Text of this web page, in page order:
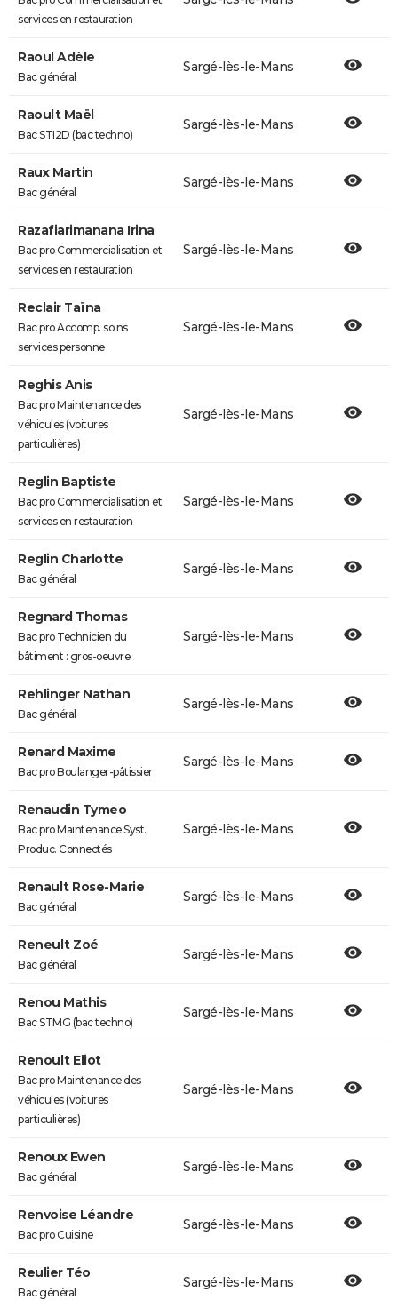
services en restauration
Raoul Adèle
Bac général
Sargé-lès-le-Mans
Raoult Maël
Bac STI2D (bac techno)
Sargé-lès-le-Mans
Raux Martin
Bac général
Sargé-lès-le-Mans
Razafiarimanana Irina
Bac pro Commercialisation et
services en restauration
Sargé-lès-le-Mans
Reclair Taïna
Bac pro Accomp. soins
services personne
Sargé-lès-le-Mans
Reghis Anis
Bac pro Maintenance des
véhicules (voitures
particulières)
Sargé-lès-le-Mans
Reglin Baptiste
Bac pro Commercialisation et
services en restauration
Sargé-lès-le-Mans
Reglin Charlotte
Bac général
Sargé-lès-le-Mans
Regnard Thomas
Bac pro Technicien du
bâtiment : gros-oeuvre
Sargé-lès-le-Mans
Rehlinger Nathan
Bac général
Sargé-lès-le-Mans
Renard Maxime
Bac pro Boulanger-pâtissier
Sargé-lès-le-Mans
Renaudin Tymeo
Bac pro Maintenance Syst.
Produc. Connectés
Sargé-lès-le-Mans
Renault Rose-Marie
Bac général
Sargé-lès-le-Mans
Reneult Zoé
Bac général
Sargé-lès-le-Mans
Renou Mathis
Bac STMG (bac techno)
Sargé-lès-le-Mans
Renoult Eliot
Bac pro Maintenance des
véhicules (voitures
particulières)
Sargé-lès-le-Mans
Renoux Ewen
Bac général
Sargé-lès-le-Mans
Renvoise Léandre
Bac pro Cuisine
Sargé-lès-le-Mans
Reulier Téo
Bac général
Sargé-lès-le-Mans